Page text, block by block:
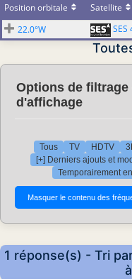
Position orbitale Satellite
22.0°W
SES
Options de filtrage
d'affichage
Tous TV HDTV
[+] Derniers ajouts et
Temporairement
1 réponse(s) - Tri